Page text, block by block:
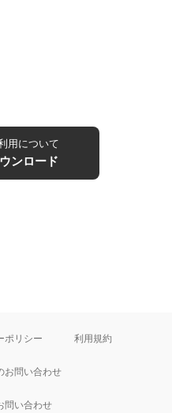
用について
ンロード
ポリシー 利用規約
お問い合わせ
問い合わせ